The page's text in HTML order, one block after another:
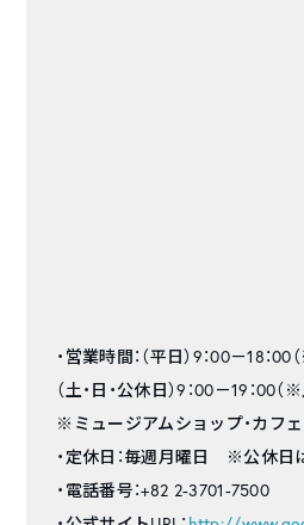
・営業時間：（平日）9：00－18：
（土・日・公休日）9：00－19：00
※ミュージアムショップ・カフェ
・定休日：毎週月曜日 ※公休日
・電話番号：+82 2-3701-7500